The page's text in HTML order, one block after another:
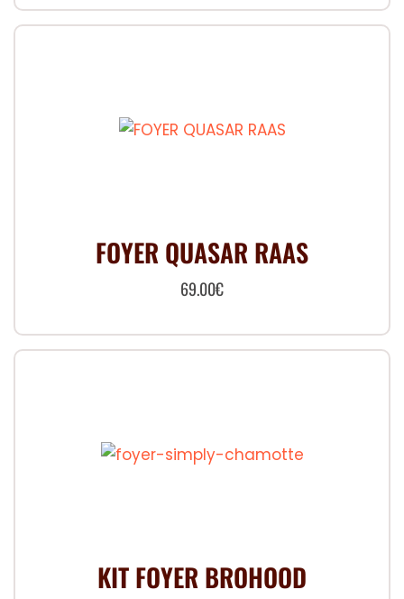
FOYER QUASAR RAAS
69.00€
KIT FOYER BROHOOD